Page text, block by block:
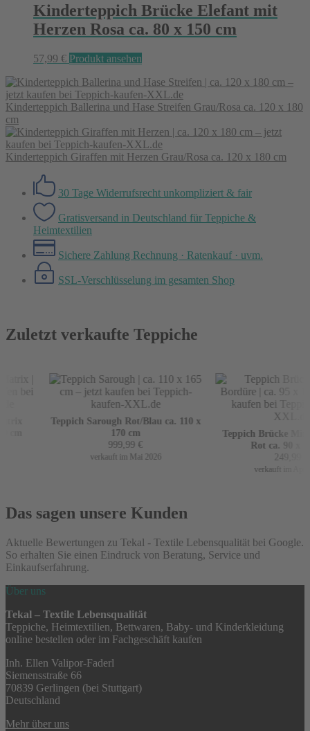
Kinderteppich Brücke Elefant mit
Herzen Rosa ca. 80 x 150 cm
57,99 € Produkt ansehen
Kinderteppich Ballerina und Hase Streifen Grau/Rosa ca. 120 x 180
cm
Kinderteppich Giraffen mit Herzen Grau/Rosa ca. 120 x 180 cm
30 Tage Widerrufsrecht unkompliziert & fair
Gratisversand in Deutschland für Teppiche &
Heimtextilien
Sichere Zahlung Rechnung · Ratenkauf · uvm.
SSL-Verschlüsselung im gesamten Shop
Zuletzt verkaufte Teppiche
Teppich Sarough Rot/Blau ca. 110 x
170 cm
999,99€
verkauft im Mai 2026
Teppich Brücke Mir
Rot ca. 90 x
249,99
verkauft im April
Das sagen unsere Kunden
Aktuelle Bewertungen zu Tekal - Textile Lebensqualität bei Google.
So erhalten Sie einen Eindruck von Beratung, Service und
Einkaufserfahrung.
Über uns
Tekal – Textile Lebensqualität
Teppiche, Heimtextilien, Bettwaren, Baby- und Kinderkleidung
online bestellen oder im Fachgeschäft kaufen
Inh. Ellen Valipor-Faderl
Siemensstraße 66
70839 Gerlingen (bei Stuttgart)
Deutschland
Mehr über uns